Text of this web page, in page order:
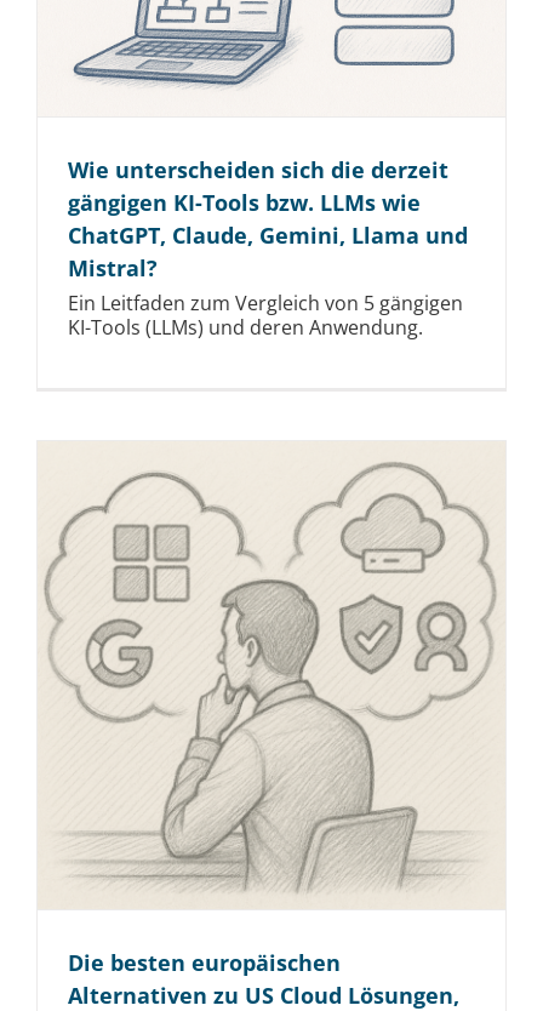
Wie unterscheiden sich die derzeit
gängigen KI-Tools bzw. LLMs wie
ChatGPT, Claude, Gemini, Llama und
Mistral?
Ein Leitfaden zum Vergleich von 5 gängigen
KI-Tools (LLMs) und deren Anwendung.
Die besten europäischen
Alternativen zu US Cloud Lösungen,